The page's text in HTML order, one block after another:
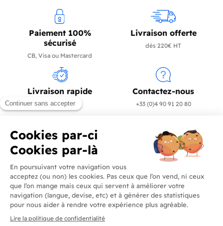
Paiement 100%
sécurisé
CB, Visa ou Mastercard
Livraison offerte
dès 220€ HT
Livraison rapide
en 24/72h
Contactez-nous
+33 (0)4 90 91 20 80